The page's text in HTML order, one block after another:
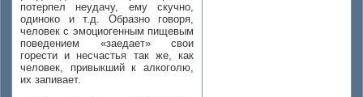
потерпел неудачу, ему скучно,
одиноко и т.д. Образно говоря,
человек с эмоциогенным пищевым
поведением «заедает» свои
горести и несчастья так же, как
человек, привыкший к алкоголю,
их запивает.